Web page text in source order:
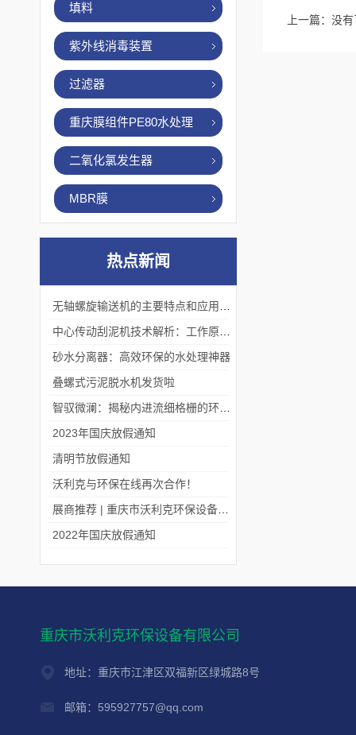
填料
紫外线消毒装置
过滤器
重庆膜组件PE80水处理
二氧化氯发生器
MBR膜
热点新闻
砂水分离器：高效环保的水处理神器
叠螺式污泥脱水机发货啦
2023年国庆放假通知
清明节放假通知
沃利克与环保在线再次合作！
2022年国庆放假通知
上一篇：没
重庆市沃利克环保设备有限公司
地址：重庆市江津区双福新区绿城路8号
邮箱：595927757@qq.com